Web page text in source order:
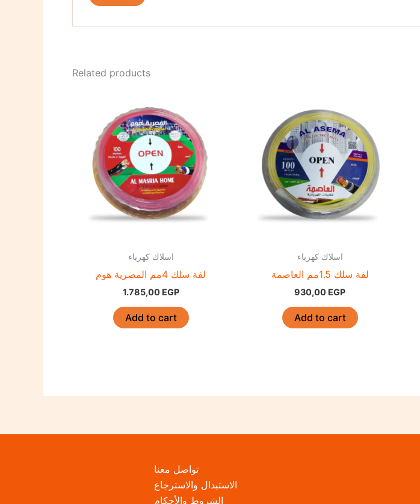
Related products
اسلاك كهرباء
لفة سلك 4مم المصرية هوم
1.785,00 EGP
Add to cart
اسلاك كهرباء
لفة سلك 1.5مم العاصمة
930,00 EGP
Add to cart
تواصل معنا
الاستبدال والاسترجاع
الشروط والأحكام